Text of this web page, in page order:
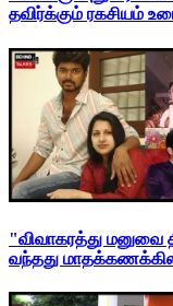
தவிர்க்கும் ரகசியம்
"விவாகரத்து மனுவை
வந்தது